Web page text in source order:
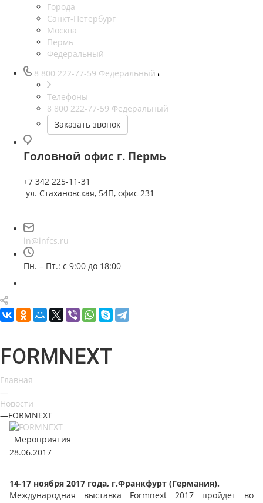
Города
Санкт-Петербург
Москва
Пермь
Федеральный
8 800 222-77-59 Федеральный
Телефоны
8 800 222-77-59 Федеральный
Заказать звонок
Головной офис г. Пермь
+7 342 225-11-31
ул. Стахановская, 54П, офис 231
in@infcs.ru
Пн. – Пт.: с 9:00 до 18:00
FORMNEXT
Главная
—
Новости
—FORMNEXT
Мероприятия
28.06.2017
14-17 ноября 2017 года, г.Франкфурт (Германия).
Международная выставка Formnext 2017 пройдет во